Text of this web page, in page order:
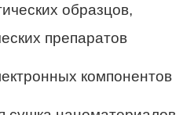
образцов,
препаратов
компонентов